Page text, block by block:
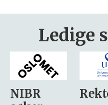
Ledige
Rektor